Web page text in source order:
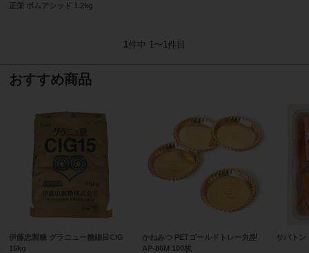
正栄 ポムアシッド 1.2kg
1件中 1〜1件目
おすすめ商品
伊藤忠製糖 グラニュー糖細目CIG
15kg
かねみつ PETゴールドトレー丸型
AP-86M 100枚
サバトン